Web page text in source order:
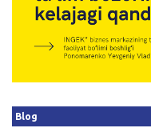
Kirish
Blog